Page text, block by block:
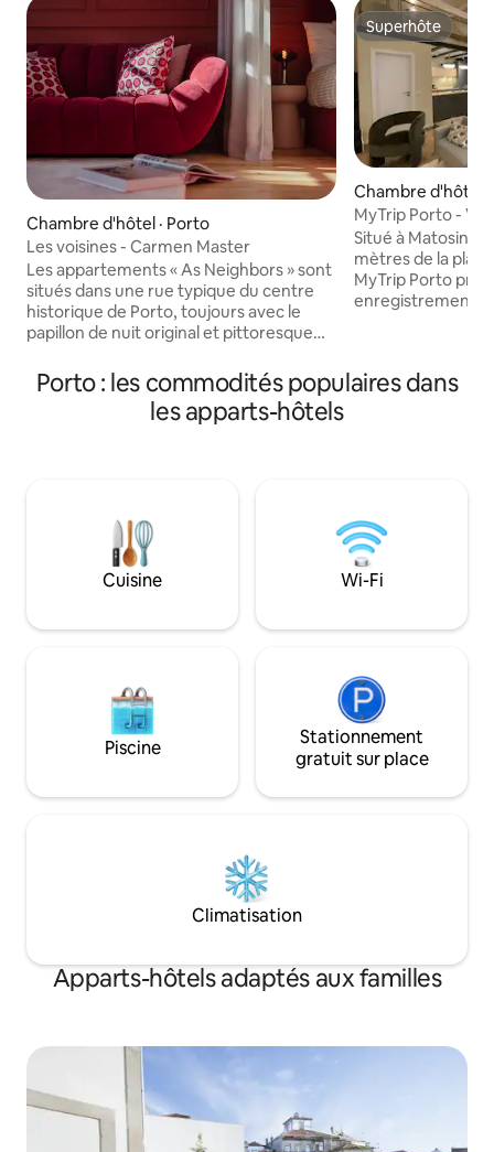
Chambre d'hôtel · Porto
Les voisines - Carmen Master
Les appartements « As Neighbors » sont
situés dans une rue typique du centre
historique de Porto, toujours avec le
papillon de nuit original et pittoresque
appartements sera une expérience
sensorielle extraordinaire, avec des
éléments décoratifs et des peintures
São Bento et à 150 mètres de la Tour des
Superhôte
Superhôte
Chambre d'hôtel
os
MyTrip Porto -
Situé à
mètres de la
MyTrip Porto
enregistrement
1,3 km de la
Porto : les commodités populaires dans
les apparts-hôtels
Cuisine Wi-Fi
Piscine
Stationnement
gratuit sur place
Climatisation
Apparts-hôtels adaptés aux familles